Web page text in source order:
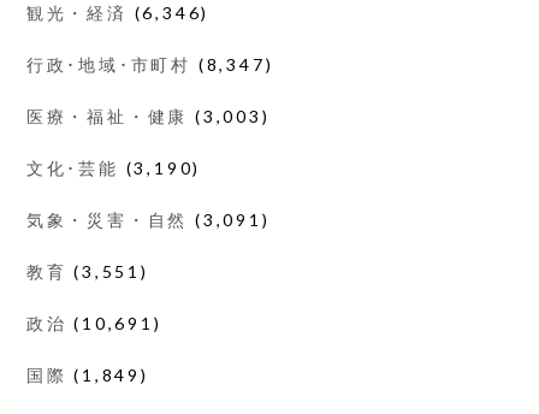
観光・経済 (6,346)
行政･地域･市町村 (8,347)
医療・福祉・健康 (3,003)
文化･芸能 (3,190)
気象・災害・自然 (3,091)
教育 (3,551)
政治 (10,691)
国際 (1,849)